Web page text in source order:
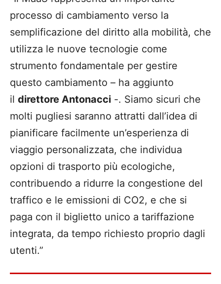
processo di cambiamento verso la
semplificazione del diritto alla mobilità, che
utilizza le nuove tecnologie come
strumento fondamentale per gestire
questo cambiamento – ha aggiunto
il direttore Antonacci -. Siamo sicuri che
molti pugliesi saranno attratti dall’idea di
pianificare facilmente un’esperienza di
viaggio personalizzata, che individua
opzioni di trasporto più ecologiche,
contribuendo a ridurre la congestione del
traffico e le emissioni di CO2, e che si
paga con il biglietto unico a tariffazione
integrata, da tempo richiesto proprio dagli
utenti.”